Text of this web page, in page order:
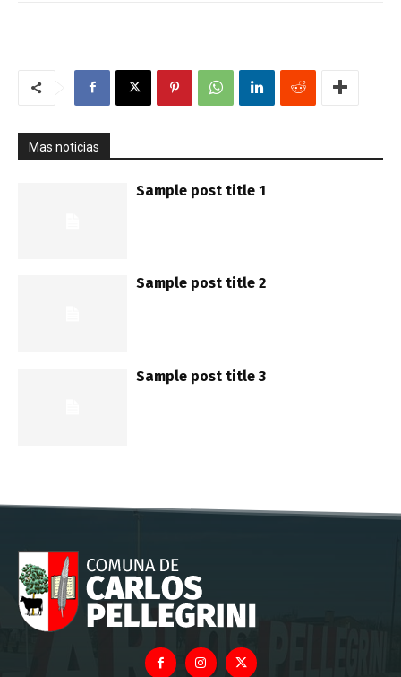
Mas noticias
Sample post title 1
Sample post title 2
Sample post title 3